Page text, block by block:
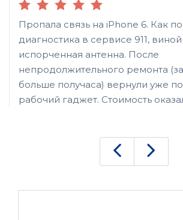
Пропала связь на iPhone 6. Как
диагностика в сервисе 911,
испорченная антенна. После
непродолжительного ремонта
больше получаса) вернули уже
рабочий гаджет. Стоимость
Получается если их чинить, то по
выходит как ремонт обычного
запчасти, вроде дисплея или